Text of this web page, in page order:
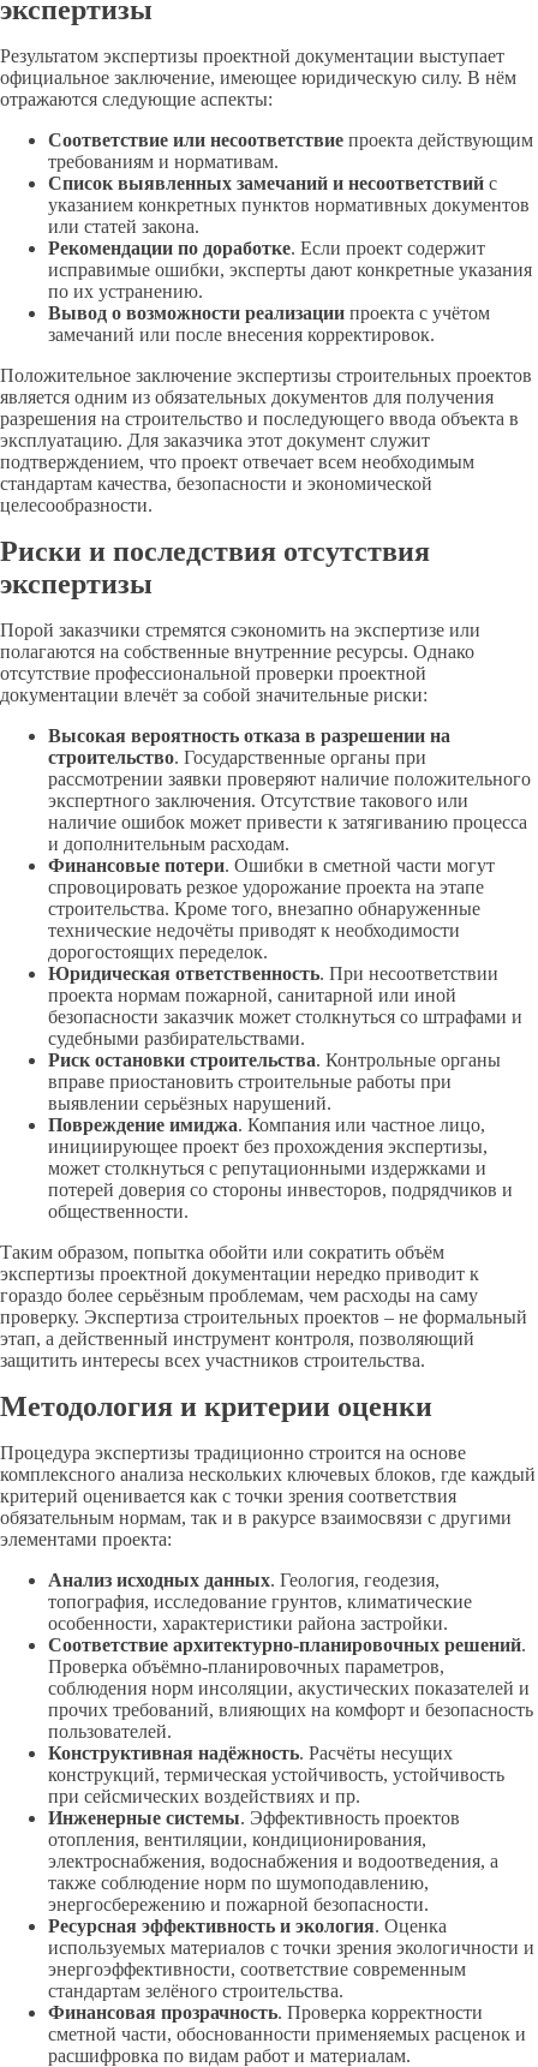
экспертизы
Результатом экспертизы проектной документации выступает
официальное заключение, имеющее юридическую силу. В нём
отражаются следующие аспекты:
Соответствие или несоответствие проекта действующим
требованиям и нормативам.
Список выявленных замечаний и несоответствий с
указанием конкретных пунктов нормативных документов
или статей закона.
Рекомендации по доработке. Если проект содержит
исправимые ошибки, эксперты дают конкретные указания
по их устранению.
Вывод о возможности реализации проекта с учётом
замечаний или после внесения корректировок.
Положительное заключение экспертизы строительных проектов
является одним из обязательных документов для получения
разрешения на строительство и последующего ввода объекта в
эксплуатацию. Для заказчика этот документ служит
подтверждением, что проект отвечает всем необходимым
стандартам качества, безопасности и экономической
целесообразности.
Риски и последствия отсутствия
экспертизы
Порой заказчики стремятся сэкономить на экспертизе или
полагаются на собственные внутренние ресурсы. Однако
отсутствие профессиональной проверки проектной
документации влечёт за собой значительные риски:
Высокая вероятность отказа в разрешении на
строительство. Государственные органы при
рассмотрении заявки проверяют наличие положительного
экспертного заключения. Отсутствие такового или
наличие ошибок может привести к затягиванию процесса
и дополнительным расходам.
Финансовые потери. Ошибки в сметной части могут
спровоцировать резкое удорожание проекта на этапе
строительства. Кроме того, внезапно обнаруженные
технические недочёты приводят к необходимости
дорогостоящих переделок.
Юридическая ответственность. При несоответствии
проекта нормам пожарной, санитарной или иной
безопасности заказчик может столкнуться со штрафами и
судебными разбирательствами.
Риск остановки строительства. Контрольные органы
вправе приостановить строительные работы при
выявлении серьёзных нарушений.
Повреждение имиджа. Компания или частное лицо,
инициирующее проект без прохождения экспертизы,
может столкнуться с репутационными издержками и
потерей доверия со стороны инвесторов, подрядчиков и
общественности.
Таким образом, попытка обойти или сократить объём
экспертизы проектной документации нередко приводит к
гораздо более серьёзным проблемам, чем расходы на саму
проверку. Экспертиза строительных проектов – не формальный
этап, а действенный инструмент контроля, позволяющий
защитить интересы всех участников строительства.
Методология и критерии оценки
Процедура экспертизы традиционно строится на основе
комплексного анализа нескольких ключевых блоков, где каждый
критерий оценивается как с точки зрения соответствия
обязательным нормам, так и в ракурсе взаимосвязи с другими
элементами проекта:
Анализ исходных данных. Геология, геодезия,
топография, исследование грунтов, климатические
особенности, характеристики района застройки.
Соответствие архитектурно-планировочных решений.
Проверка объёмно-планировочных параметров,
соблюдения норм инсоляции, акустических показателей и
прочих требований, влияющих на комфорт и безопасность
пользователей.
Конструктивная надёжность. Расчёты несущих
конструкций, термическая устойчивость, устойчивость
при сейсмических воздействиях и пр.
Инженерные системы. Эффективность проектов
отопления, вентиляции, кондиционирования,
электроснабжения, водоснабжения и водоотведения, а
также соблюдение норм по шумоподавлению,
энергосбережению и пожарной безопасности.
Ресурсная эффективность и экология. Оценка
используемых материалов с точки зрения экологичности и
энергоэффективности, соответствие современным
стандартам зелёного строительства.
Финансовая прозрачность. Проверка корректности
сметной части, обоснованности применяемых расценок и
расшифровка по видам работ и материалам.